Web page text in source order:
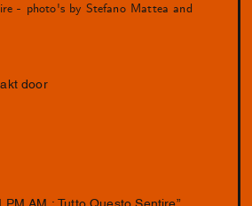
- photo's by Stefano Mattea and
door
Tutto Questo Sentire”